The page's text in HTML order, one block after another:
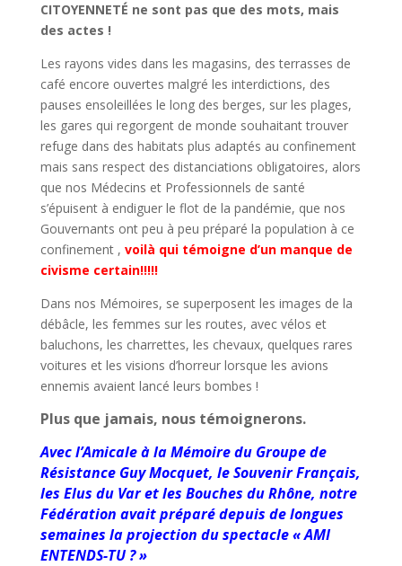
CITOYENNETÉ ne sont pas que des mots, mais
des actes !
Les rayons vides dans les magasins, des terrasses de
café encore ouvertes malgré les interdictions, des
pauses ensoleillées le long des berges, sur les plages,
les gares qui regorgent de monde souhaitant trouver
refuge dans des habitats plus adaptés au confinement
mais sans respect des distanciations obligatoires, alors
que nos Médecins et Professionnels de santé
s’épuisent à endiguer le flot de la pandémie, que nos
Gouvernants ont peu à peu préparé la population à ce
confinement , voilà qui témoigne d’un manque de
civisme certain!!!!!
Dans nos Mémoires, se superposent les images de la
débâcle, les femmes sur les routes, avec vélos et
baluchons, les charrettes, les chevaux, quelques rares
voitures et les visions d’horreur lorsque les avions
ennemis avaient lancé leurs bombes !
Plus que jamais, nous témoignerons.
Avec l’Amicale à la Mémoire du Groupe de
Résistance Guy Mocquet, le Souvenir Français,
les Elus du Var et les Bouches du Rhône, notre
Fédération avait préparé depuis de longues
semaines la projection du spectacle « AMI
ENTENDS-TU ? »